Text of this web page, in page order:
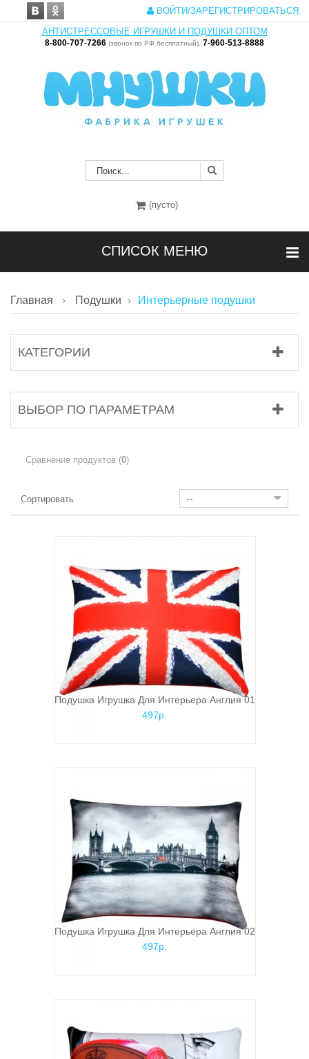
ВОЙТИ/ЗАРЕГИСТРИРОВАТЬСЯ
АНТИСТРЕССОВЫЕ ИГРУШКИ И ПОДУШКИ ОПТОМ
8-800-707-7266 (звонок по РФ бесплатный), 7-960-513-8888
(пусто)
СПИСОК МЕНЮ
Главная Подушки Интерьерные подушки
КАТЕГОРИИ
ВЫБОР ПО ПАРАМЕТРАМ
Сравнение продуктов (0)
Сортировать --
Подушка Игрушка Для Интерьера Англия 01
497р.
Подушка Игрушка Для Интерьера Англия 02
497р.